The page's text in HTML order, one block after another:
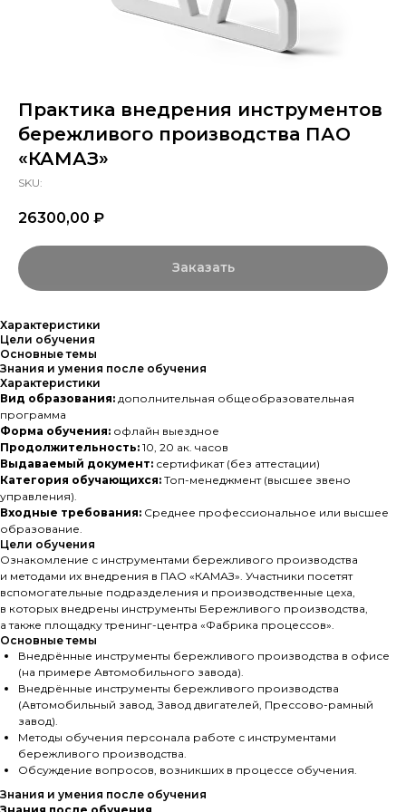
Практика внедрения инструментов
бережливого производства ПАО
«КАМАЗ»
SKU:
26300,00 ₽
Заказать
Характеристики
Цели обучения
Основные темы
Знания и умения после обучения
Характеристики
Вид образования: дополнительная общеобразовательная
программа
Форма обучения: офлайн выездное
Продолжительность: 10, 20 ак. часов
Выдаваемый документ: сертификат (без аттестации)
Категория обучающихся: Топ-менеджмент (высшее звено
управления).
Входные требования: Среднее профессиональное или высшее
образование.
Цели обучения
Ознакомление с инструментами бережливого производства
и методами их внедрения в ПАО «КАМАЗ». Участники посетят
вспомогательные подразделения и производственные цеха,
в которых внедрены инструменты Бережливого производства,
а также площадку тренинг-центра «Фабрика процессов».
Основные темы
Внедрённые инструменты бережливого производства в офисе
(на примере Автомобильного завода).
Внедрённые инструменты бережливого производства
(Автомобильный завод, Завод двигателей, Прессово-рамный
завод).
Методы обучения персонала работе с инструментами
бережливого производства.
Обсуждение вопросов, возникших в процессе обучения.
Знания и умения после обучения